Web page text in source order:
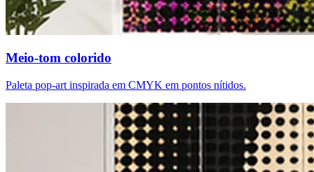
Meio-tom colorido
Paleta pop-art inspirada em CMYK em pontos nítidos.